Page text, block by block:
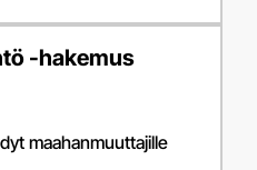
-hakemus
maahanmuuttajille